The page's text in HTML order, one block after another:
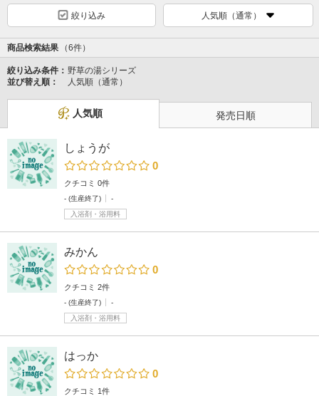
絞り込み 人気順（通常）
商品検索結果 （6件）
絞り込み条件： 野草の湯シリーズ
並び替え順：
人気順（通常）
人気順 発売日順
しょうが
0
クチコミ 0件
- (生産終了)
-
入浴剤・浴用料
みかん
0
クチコミ 2件
- (生産終了)
-
入浴剤・浴用料
はっか
0
クチコミ 1件